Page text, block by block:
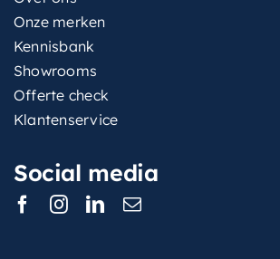
Onze merken
Kennisbank
Showrooms
Offerte check
Klantenservice
Social media